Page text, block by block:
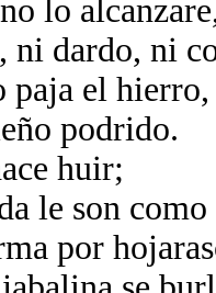
lo
ni dardo, ni
paja el
podrido.
huir;
le son
por